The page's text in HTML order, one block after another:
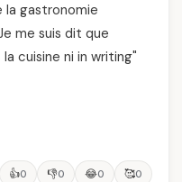
la gastronomie
me suis dit que
cuisine ni in writing"
👍0 👎0 😂0 🥰0